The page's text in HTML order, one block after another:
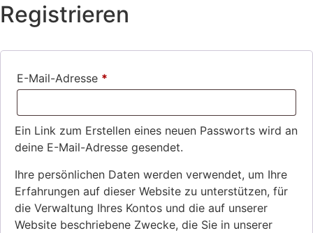
Registrieren
E-Mail-Adresse *
Ein Link zum Erstellen eines neuen Passworts wird an
deine E-Mail-Adresse gesendet.
Ihre persönlichen Daten werden verwendet, um Ihre
Erfahrungen auf dieser Website zu unterstützen, für
die Verwaltung Ihres Kontos und die auf unserer
Website beschriebene Zwecke, die Sie in unserer